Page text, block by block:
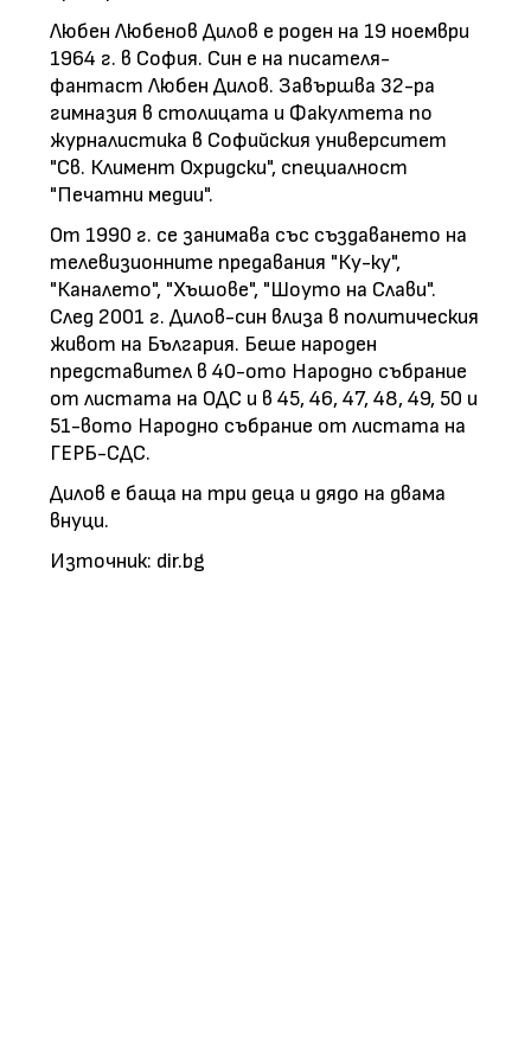
Любен Любенов Дилов е роден на 19 ноември
1964 г. в София. Син е на писателя-
фантаст Любен Дилов. Завършва 32-ра
гимназия в столицата и Факултета по
журналистика в Софийския университет
"Св. Климент Охридски", специалност
"Печатни медии".
От 1990 г. се занимава със създаването на
телевизионните предавания "Ку-ку",
"Каналето", "Хъшове", "Шоуто на Слави".
След 2001 г. Дилов-син влиза в политическия
живот на България. Беше народен
представител в 40-ото Народно събрание
от листата на ОДС и в 45, 46, 47, 48, 49, 50 и
51-вото Народно събрание от листата на
ГЕРБ-СДС.
Дилов е баща на три деца и дядо на двама
внуци.
Източник: dir.bg